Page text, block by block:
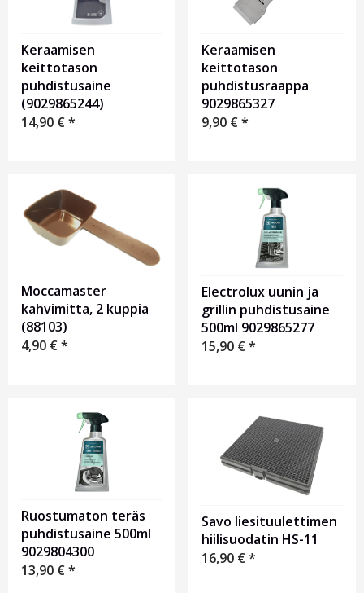
Keraamisen
keittotason
puhdistusaine
(9029865244)
14,90 €*
Keraamisen
keittotason
puhdistusraappa
9029865327
9,90 €*
Moccamaster
kahvimitta, 2 kuppia
(88103)
4,90 €*
Electrolux uunin ja
grillin puhdistusaine
500ml 9029865277
15,90 €*
Ruostumaton teräs
puhdistusaine 500ml
9029804300
13,90 €*
Savo liesituulettimen
hiilisuodatin HS-11
16,90 €*